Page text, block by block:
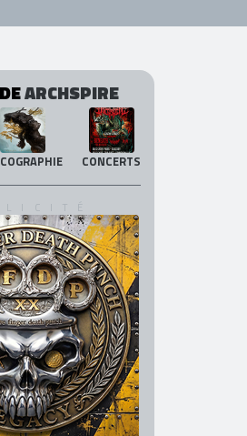
ARCHSPIRE
CONCERTS